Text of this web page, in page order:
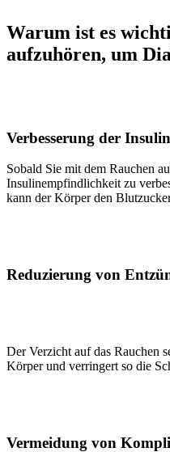
Warum ist es
aufzuhören, um
Verbesserung der
Sobald Sie mit dem Rauchen
Insulinempfindlichkeit zu
kann der Körper den
Reduzierung von
Der Verzicht auf das Rauchen
Körper und verringert so die
Vermeidung von